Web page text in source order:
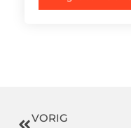
VORIG